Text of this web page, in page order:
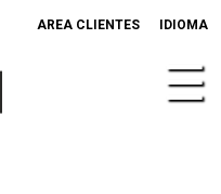
AREA CLIENTES IDIOMA